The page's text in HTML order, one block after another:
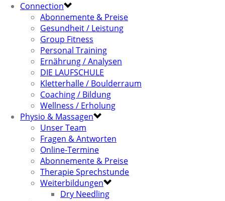
Connection
Abonnemente & Preise
Gesundheit / Leistung
Group Fitness
Personal Training
Ernährung / Analysen
DIE LAUFSCHULE
Kletterhalle / Boulderraum
Coaching / Bildung
Wellness / Erholung
Physio & Massagen
Unser Team
Fragen & Antworten
Online-Termine
Abonnemente & Preise
Therapie Sprechstunde
Weiterbildungen
Dry Needling